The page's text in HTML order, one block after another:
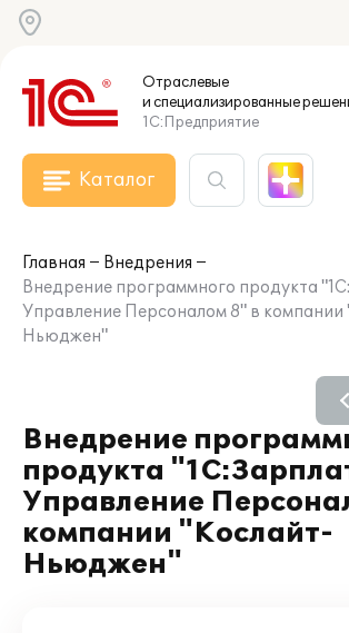
Отраслевые
и специализированные
1С:Предприятие
Каталог
Главная
Внедрения
Внедрение программного продукта
Управление Персоналом 8" в компании
Ньюджен"
Внедрение
продукта
Управление
компании "Кослайт-
Ньюджен"